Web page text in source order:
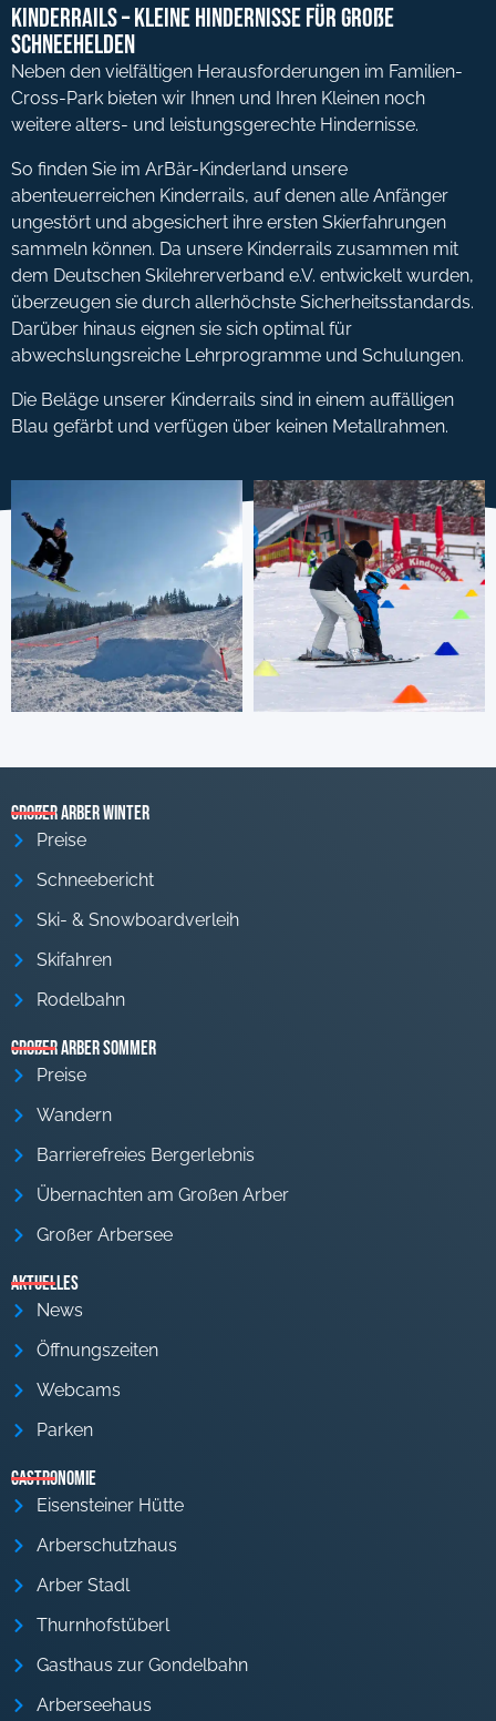
Kinderrails – kleine Hindernisse für große
Schneehelden
Neben den vielfältigen Herausforderungen im Familien-
Cross-Park bieten wir Ihnen und Ihren Kleinen noch
weitere alters- und leistungsgerechte Hindernisse.
So finden Sie im ArBär-Kinderland unsere
abenteuerreichen Kinderrails, auf denen alle Anfänger
ungestört und abgesichert ihre ersten Skierfahrungen
sammeln können. Da unsere Kinderrails zusammen mit
dem Deutschen Skilehrerverband e.V. entwickelt wurden,
über­zeugen sie durch allerhöchste Sicherheits­stan­dards.
Darüber hinaus eignen sie sich optimal für
abwechslungsreiche Lehrprogramme und Schulungen.
Die Beläge unserer Kinderrails sind in einem auf­fälligen
Blau gefärbt und verfügen über keinen Metallrahmen.
Großer Arber Winter
Preise
Schneebericht
Ski- & Snowboardverleih
Skifahren
Rodelbahn
Großer Arber Sommer
Preise
Wandern
Barrierefreies Bergerlebnis
Übernachten am Großen Arber
Großer Arbersee
Aktuelles
News
Öffnungszeiten
Webcams
Parken
Gastronomie
Eisensteiner Hütte
Arberschutzhaus
Arber Stadl
Thurnhofstüberl
Gasthaus zur Gondelbahn
Arberseehaus